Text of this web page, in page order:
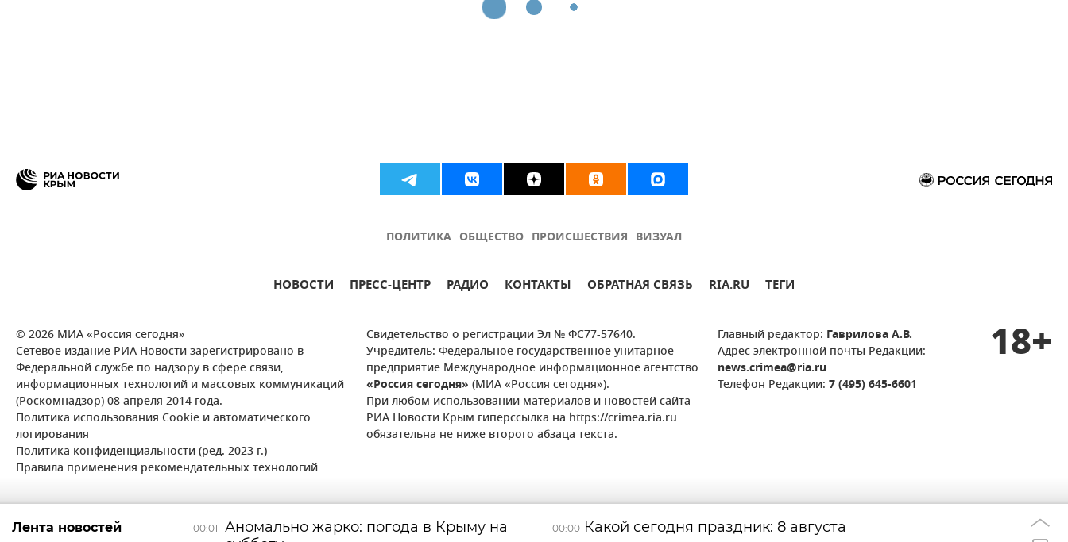
ПОЛИТИКА ОБЩЕСТВО ПРОИСШЕСТВИЯ ВИЗУАЛ
НОВОСТИ ПРЕСС-ЦЕНТР РАДИО КОНТАКТЫ ОБРАТНАЯ СВЯЗЬ RIA.RU ТЕГИ
© 2026 МИА «Россия сегодня»
Сетевое издание РИА Новости зарегистрировано в
Федеральной службе по надзору в сфере связи,
информационных технологий и массовых коммуникаций
(Роскомнадзор) 08 апреля 2014 года.
Политика использования Cookie и автоматического
логирования
Политика конфиденциальности (ред. 2023 г.)
Правила применения рекомендательных технологий
Свидетельство о регистрации Эл № ФС77-57640.
Учредитель: Федеральное государственное унитарное
предприятие Международное информационное агентство
«Россия сегодня» (МИА «Россия сегодня»).
При любом использовании материалов и новостей сайта
РИА Новости Крым гиперссылка на https://crimea.ria.ru
обязательна не ниже второго абзаца текста.
Главный редактор: Гаврилова А.В.
Адрес электронной почты Редакции:
news.crimea@ria.ru
Телефон Редакции: 7 (495) 645-6601
18+
00:01
Аномально жарко: погода в Крыму на
00:00 Какой сегодня праздник: 8 августа
Удар дрона по
Лента новостей